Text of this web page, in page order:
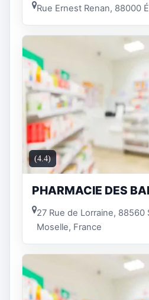
Rue Ernest Renan, 88000
(4.4)
PHARMACIE DES
27 Rue de Lorraine,
Moselle, France